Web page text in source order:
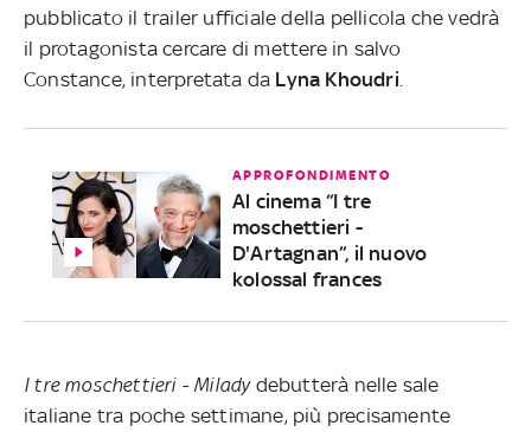
pubblicato il trailer ufficiale della pellicola che vedrà
il protagonista cercare di mettere in salvo
Constance, interpretata da Lyna Khoudri
APPROFONDIMENTO
Al cinema “I tre
moschettieri -
D'Artagnan”, il nuovo
kolossal frances
I tre moschettieri - Miladydebutterà nelle sale
italiane tra poche settimane, più precisamente